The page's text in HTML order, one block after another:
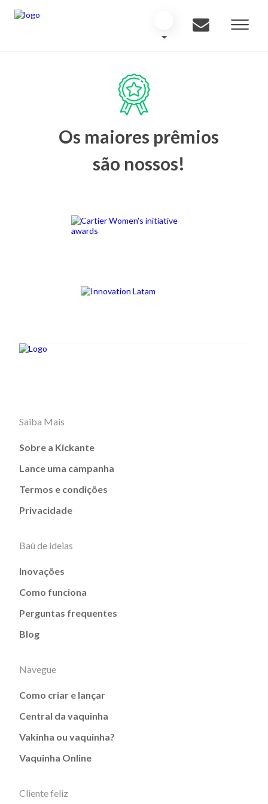
Os maiores prêmios
são nossos!
Saiba Mais
Sobre a Kickante
Lance uma campanha
Termos e condições
Privacidade
Baú de ideias
Inovações
Como funciona
Perguntas frequentes
Blog
Navegue
Como criar e lançar
Central da vaquinha
Vakinha ou vaquinha?
Vaquinha Online
Cliente feliz